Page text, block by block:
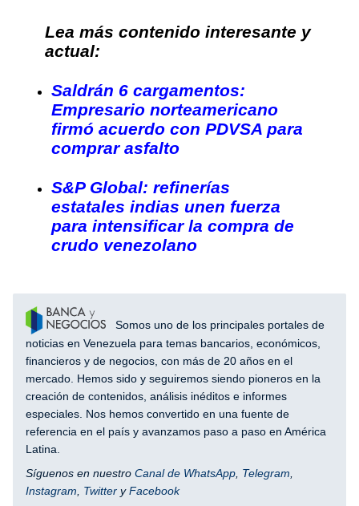
Lea más contenido interesante y
actual:
Saldrán 6 cargamentos:
Empresario norteamericano
firmó acuerdo con PDVSA para
comprar asfalto
S&P Global: refinerías
estatales indias unen fuerza
para intensificar la compra de
crudo venezolano
Somos uno de los principales portales de
noticias en Venezuela para temas bancarios, económicos,
financieros y de negocios, con más de 20 años en el
mercado. Hemos sido y seguiremos siendo pioneros en la
creación de contenidos, análisis inéditos e informes
especiales. Nos hemos convertido en una fuente de
referencia en el país y avanzamos paso a paso en América
Latina.
Síguenos en nuestro Canal de WhatsApp Telegram
Instagram
Twitter yFacebook